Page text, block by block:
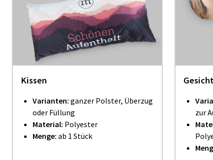
Kissen
Varianten: ganzer Polster, Überzug
oder Füllung
Material: Polyester
Menge: ab 1 Stück
zur